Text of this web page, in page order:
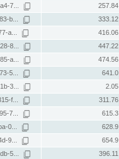
7... 257.84
b... 333.12
a... 416.06
8... 447.22
a... 474.56
5... 641.0
3... 2.05
f... 311.76
7... 615.3
0... 628.9
9... 654.9
5... 396.11